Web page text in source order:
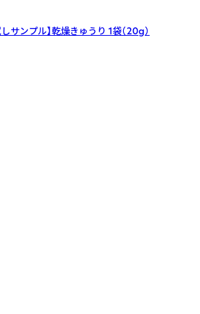
しサンプル】乾燥きゅうり 1袋（20g）